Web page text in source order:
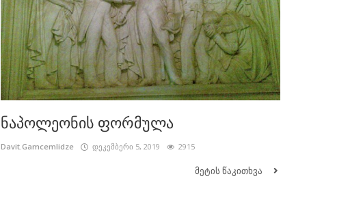
ნაპოლეონის ფორმულა
Davit.Gamcemlidze დეკემბერი 5, 2019 2915
მეტის წაკითხვა